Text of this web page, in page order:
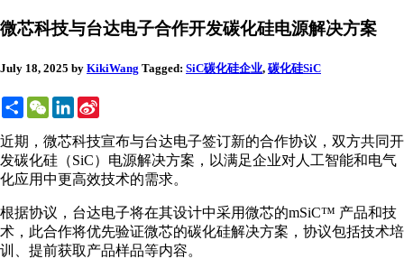
微芯科技与台达电子合作开发碳化硅电源解决方案
July 18, 2025 by KikiWang Tagged: SiC碳化硅企业, 碳化硅SiC
ShareWeChatLinkedIn
近期，微芯科技宣布与台达电子签订新的合作协议，双方共同开
发碳化硅（SiC）电源解决方案，以满足企业对人工智能和电气
化应用中更高效技术的需求。
根据协议，台达电子将在其设计中采用微芯的mSiC™ 产品和技
术，此合作将优先验证微芯的碳化硅解决方案，协议包括技术培
训、提前获取产品样品等内容。